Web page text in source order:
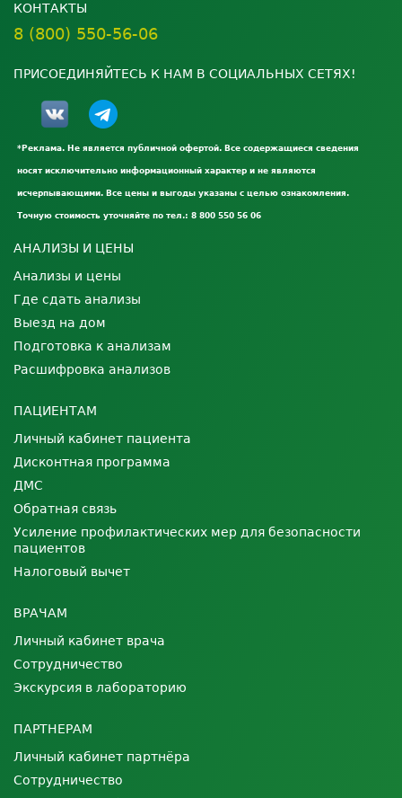
КОНТАКТЫ
8 (800) 550-56-06
ПРИСОЕДИНЯЙТЕСЬ К НАМ В СОЦИАЛЬНЫХ СЕТЯХ!
*Реклама. Не является публичной офертой. Все содержащиеся сведения
носят исключительно информационный характер и не являются
исчерпывающими. Все цены и выгоды указаны с целью ознакомления.
Точную стоимость уточняйте по тел.: 8 800 550 56 06
АНАЛИЗЫ И ЦЕНЫ
Анализы и цены
Где сдать анализы
Выезд на дом
Подготовка к анализам
Расшифровка анализов
ПАЦИЕНТАМ
Личный кабинет пациента
Дисконтная программа
ДМС
Обратная связь
Усиление профилактических мер для безопасности
пациентов
Налоговый вычет
ВРАЧАМ
Личный кабинет врача
Сотрудничество
Экскурсия в лабораторию
ПАРТНЕРАМ
Личный кабинет партнёра
Сотрудничество